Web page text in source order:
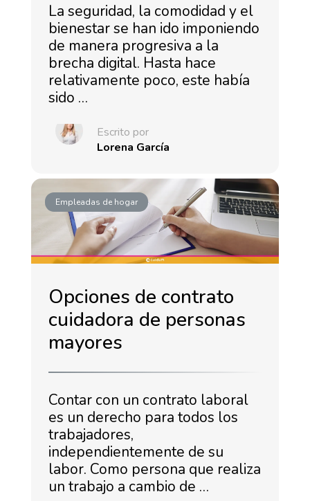
La seguridad, la comodidad y el
bienestar se han ido imponiendo
de manera progresiva a la
brecha digital. Hasta hace
relativamente poco, este había
sido …
Escrito por
Lorena García
Empleadas de hogar
Opciones de contrato
cuidadora de personas
mayores
Contar con un contrato laboral
es un derecho para todos los
trabajadores,
independientemente de su
labor. Como persona que realiza
un trabajo a cambio de …